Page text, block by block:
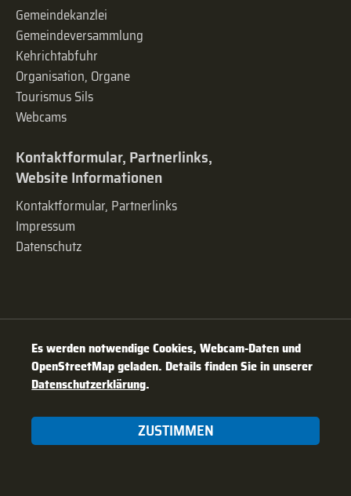
Gemeindekanzlei
Gemeinde­versammlung
Kehrichtabfuhr
Organisation, Organe
Tourismus Sils
Webcams
Kontaktformular, Partnerlinks,
Website Informationen
Kontaktformular, Partnerlinks
Impressum
Datenschutz
Es werden notwendige Cookies, Webcam-Daten und
OpenStreetMap geladen. Details finden Sie in unserer
Datenschutzerklärung.
ZUSTIMMEN